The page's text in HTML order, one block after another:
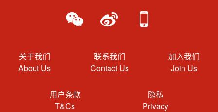
关于我们
About Us
联系我们
Contact Us
加入我们
Join Us
用户条款
T&Cs
隐私
Privacy